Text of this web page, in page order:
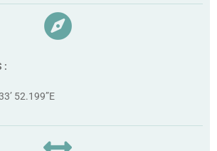
:
52.199”E